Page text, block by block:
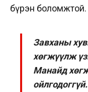
бүрэн боломжтой.
Завханы
хөгжүүлж
Манайд